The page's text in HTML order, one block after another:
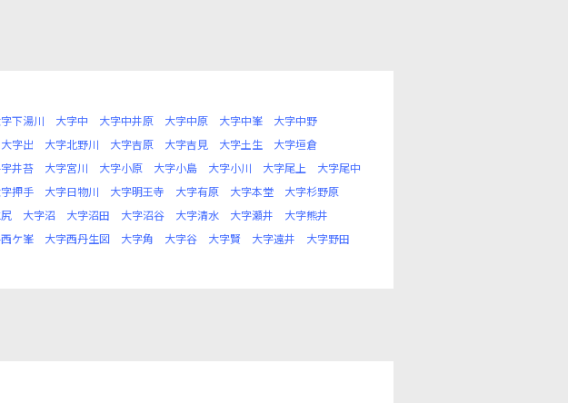
下湯川 大字中 大字中井原 大字中原 大字中峯
大字中野
大字出 大字北野川 大字吉原 大字吉見 大字土生
大字垣倉
井苔 大字宮川 大字小原 大字小島 大字小川 大字尾上
大字尾中
押手 大字日物川 大字明王寺 大字有原 大字本堂
大字杉野原
大字沼 大字沼田 大字沼谷 大字清水 大字瀬井
大字熊井
ケ峯 大字西丹生図 大字角 大字谷 大字賢 大字遠井
大字野田